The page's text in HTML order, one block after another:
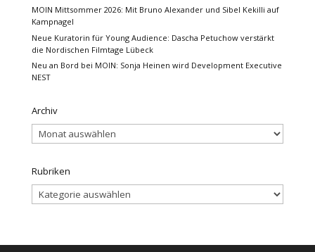
MOIN Mittsommer 2026: Mit Bruno Alexander und Sibel Kekilli auf
Kampnagel
Neue Kuratorin für Young Audience: Dascha Petuchow verstärkt
die Nordischen Filmtage Lübeck
Neu an Bord bei MOIN: Sonja Heinen wird Development Executive
NEST
Archiv
Archiv
Rubriken
Rubriken